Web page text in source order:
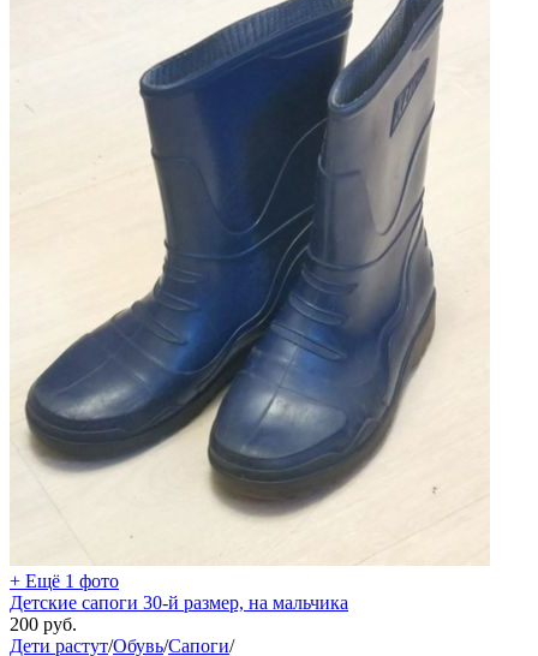
+ Ещё 1 фото
Детские сапоги 30-й размер, на мальчика
200 руб.
Дети растут/Обувь/Сапоги/